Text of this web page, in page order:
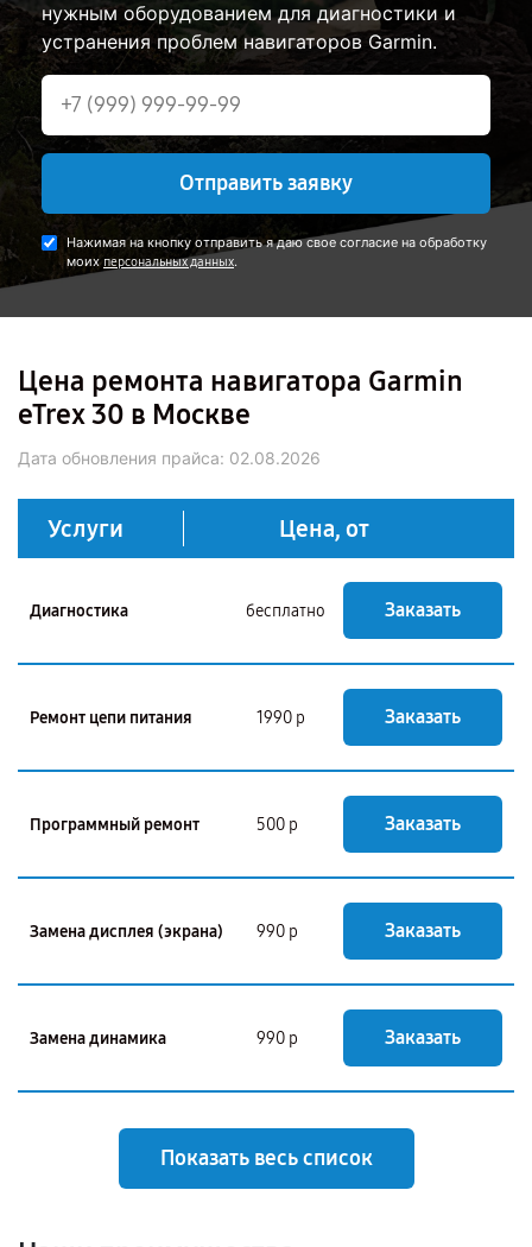
нужным оборудованием для диагностики и
устранения проблем навигаторов Garmin.
Отправить заявку
Нажимая на кнопку отправить я даю свое согласие на обработку
моих персональных данных.
Цена ремонта навигатора Garmin
eTrex 30 в Москве
Дата обновления прайса: 02.08.2026
Услуги Цена, от
Диагностика бесплатно Заказать
Ремонт цепи питания 1990 р Заказать
Программный ремонт 500 р Заказать
Замена дисплея (экрана) 990 р Заказать
Замена динамика 990 р Заказать
Показать весь список